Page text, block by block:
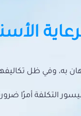
به، وفي ظل
التكلفة أمرًا